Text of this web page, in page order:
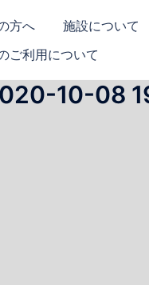
方へ 施設について
ご利用について
10-08